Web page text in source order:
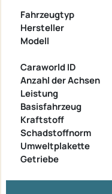
Fahrzeugtyp
Hersteller
Modell
Caraworld ID
Anzahl der Achsen
Leistung
Basisfahrzeug
Kraftstoff
Schadstoffnorm
Umweltplakette
Getriebe